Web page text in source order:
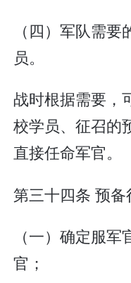
（四）军队需
员。
战时根据需要，
校学员、征召的
直接任命军官。
第三十四条 预备
（一）确定服
官；